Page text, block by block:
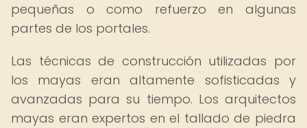
pequeñas o como refuerzo en algunas
partes de los portales.
Las técnicas de construcción utilizadas por
los mayas eran altamente sofisticadas y
avanzadas para su tiempo. Los arquitectos
mayas eran expertos en el tallado de piedra